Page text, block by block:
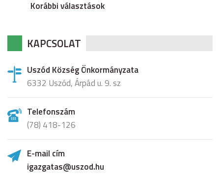
Korábbi választások
KAPCSOLAT
Uszód Község Önkormányzata
6332 Uszód, Árpád u. 9. sz
Telefonszám
(78) 418-126
E-mail cím
igazgatas@uszod.hu